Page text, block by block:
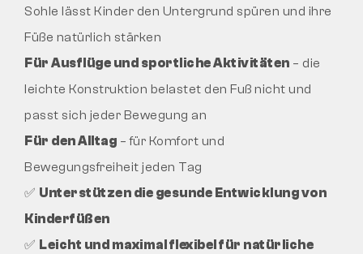
Sohle lässt Kinder den Untergrund spüren und ihre
Füße natürlich stärken
Für Ausflüge und sportliche Aktivitäten – die
leichte Konstruktion belastet den Fuß nicht und
passt sich jeder Bewegung an
Für den Alltag – für Komfort und
Bewegungsfreiheit jeden Tag
✅ Unterstützen die gesunde Entwicklung von
Kinderfüßen
✅ Leicht und maximal flexibel für natürliche